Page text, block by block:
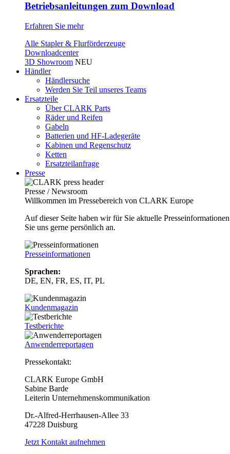
Betriebsanleitungen zum Download
Erfahren Sie mehr
Alle Stapler & Flurförderzeuge
Downloadcenter
3D Showroom NEU
Händler
Händlersuche
Werden Sie Teil unseres Teams
Ersatzteile
Über CLARK Parts
Räder und Reifen
Gabeln
Batterien und HF-Ladegeräte
Kabinen und Regenschutz
Ketten
Ersatzteilanfrage
Presse
Presse / Newsroom
Willkommen im Pressebereich von CLARK Europe
Auf dieser Seite haben wir für Sie aktuelle
Sie uns gerne persönlich an.
Presseinformationen
Sprachen:
DE, EN, FR, ES, IT, PL
Kundenmagazin
Testberichte
Anwenderreportagen
Pressekontakt:
CLARK Europe GmbH
Sabine Barde
Leiterin Unternehmenskommunikation
Dr.-Alfred-Herrhausen-Allee 33
47228 Duisburg
Jetzt Kontakt aufnehmen